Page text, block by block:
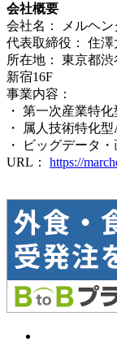
会社概要
会社名： メルヘ
代表取締役： 住澤
所在地： 東京都
新宿16F
事業内容：
・ 第一次産業特
・ 属人技術特化
・ ビッグデータ
URL： https://